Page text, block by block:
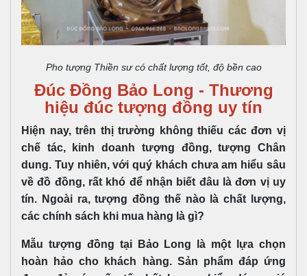
Pho tượng Thiền sư có chất lượng tốt, độ bền cao
Đúc Đồng Bảo Long - Thương
hiệu đúc tượng đồng uy tín
Hiện nay, trên thị trường không thiếu các đơn vị
chế tác, kinh doanh tượng đồng, tượng Chân
dung. Tuy nhiên, với quý khách chưa am hiểu sâu
về đồ đồng, rất khó để nhận biết đâu là đơn vị uy
tín. Ngoài ra, tượng đồng thế nào là chất lượng,
các chính sách khi mua hàng là gì?
Mẫu tượng đồng tại Bảo Long là một lựa chọn
hoàn hảo cho khách hàng. Sản phẩm đáp ứng